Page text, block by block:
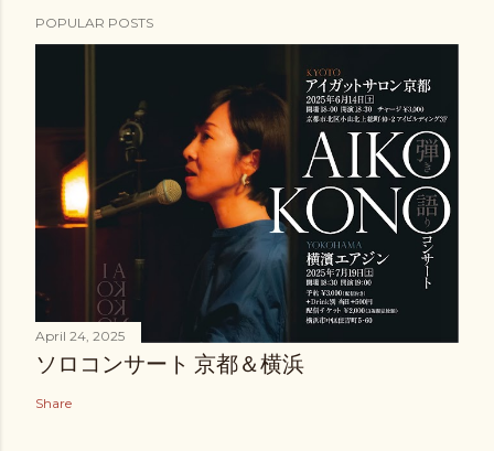
POPULAR POSTS
April 24, 2025
ソロコンサート 京都＆横浜
Share